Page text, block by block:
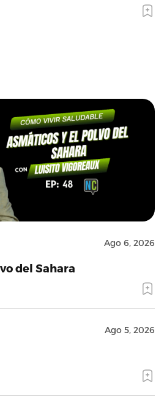
Ago 6, 2026
del Sahara
Ago 5, 2026